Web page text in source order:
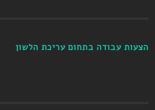
הצעות עבודה בתחום עריכת הלשון